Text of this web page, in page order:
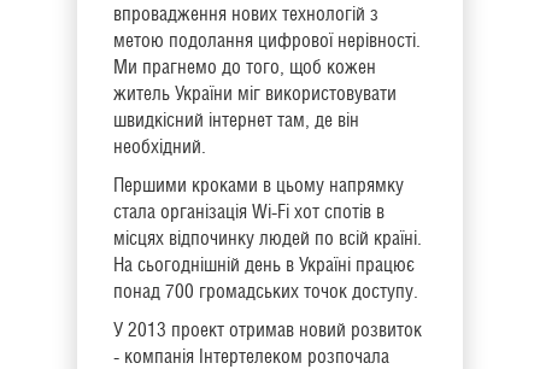
впровадження нових технологій з
метою подолання цифрової нерівності.
Ми прагнемо до того, щоб кожен
житель України міг використовувати
швидкісний інтернет там, де він
необхідний.
Першими кроками в цьому напрямку
стала організація Wi-Fi хот спотів в
місцях відпочинку людей по всій країні.
На сьогоднішній день в Україні працює
понад 700 громадських точок доступу.
У 2013 проект отримав новий розвиток
- компанія Інтертелеком розпочала